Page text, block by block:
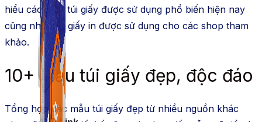
hiểu các mẫu túi giấy được sử dụng phổ biến hiện nay
cũng như loại giấy in được sử dụng cho các shop tham
khảo.
10+ Mẫu túi giấy đẹp, độc đáo
Tổng hợp các mẫu túi giấy đẹp từ nhiều nguồn khác